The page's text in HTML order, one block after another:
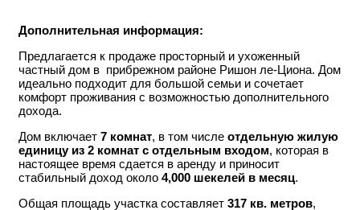
Дополнительная информация:
Предлагается к продаже просторный и ухоженный
частный дом в прибрежном районе Ришон ле-Циона. Дом
идеально подходит для большой семьи и сочетает
комфорт проживания с возможностью дополнительного
дохода.
Дом включает 7 комнат, в том числе отдельную жилую
единицу из 2 комнат с отдельным входом, которая в
настоящее время сдается в аренду и приносит
стабильный доход около 4,000 шекелей в месяц.
Общая площадь участка составляет 317 кв. метров,